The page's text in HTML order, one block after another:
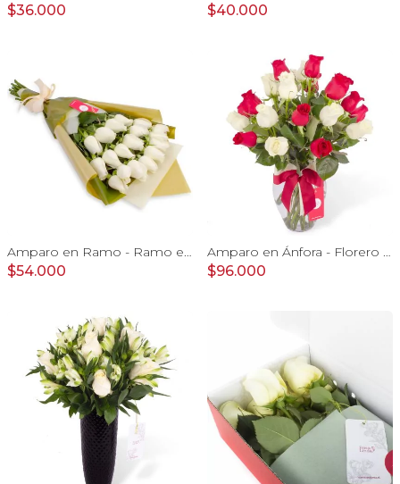
$36.000 $40.000
Amparo en Ramo - Ramo extendido 18 rosas ecuatorianas blanco
$54.000
Amparo en Ánfora - Florero 24 rosas blanco y rojo
$96.000